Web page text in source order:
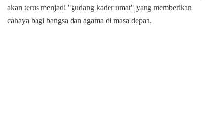
akan terus menjadi "gudang kader umat" yang memberikan
cahaya bagi bangsa dan agama di masa depan.